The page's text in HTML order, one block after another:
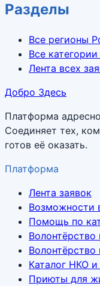
Разделы
Все регионы
Все
Лента всех
Добро Здесь
Платформа
Соединяет тех,
готов её оказать.
Платформа
Лента заявок
Возможности
Помощь по
Волонтёрство
Каталог НКО
Приюты для